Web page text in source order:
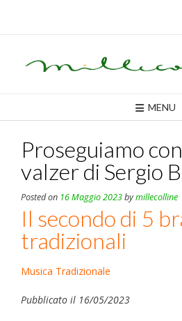
MENU
Proseguiamo
valzer di Sergio
Posted on 16 Maggio 2023bymillecolline
Il secondo di 5
tradizionali
Musica Tradizionale
Pubblicato il 16/05/2023